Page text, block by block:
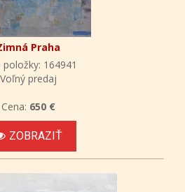
Praha
položky: 164941
Voľný predaj
Cena: 650 €
ZOBRAZIŤ